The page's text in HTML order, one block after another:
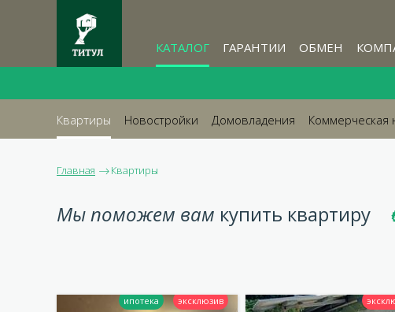
КАТАЛОГ ГАРАНТИИ ОБМЕН
Квартиры Новостройки Домовладения Коммерческая
Главная Квартиры
Мы поможем вам купить квартиру